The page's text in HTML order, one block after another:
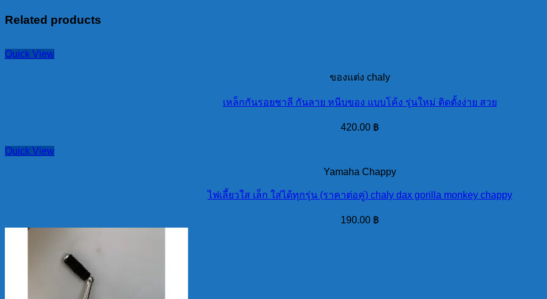
dax125
quantity
Related products
Quick View
ของแต่ง chaly
เหล็กกันรอยชาลี กันลาย หนีบของ แบบโค้ง รุ่นใหม่ ติดตั้งง่าย สวย
420.00 ฿
Quick View
Yamaha Chappy
ไฟเลี้ยวใส เล็ก ใส่ได้ทุกรุ่น (ราคาต่อคู่) chaly dax gorilla monkey chappy
190.00 ฿